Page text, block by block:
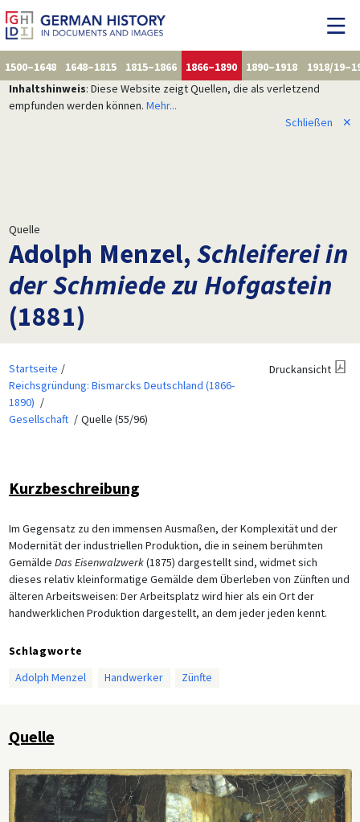
1500–1648 1648–1815 1815–1866 1866–1890 1890–1918
1918/
Inhaltshinweis: Diese Website zeigt Quellen, die als verletzend
empfunden werden können. Mehr...
Schließen
✕
Quelle
Adolph Menzel, Schleiferei in
der Schmiede zu Hofgastein
(1881)
Startseite
Reichsgründung: Bismarcks Deutschland (1866-
1890)
Gesellschaft
Quelle (55/96)
Druckansicht
Kurzbeschreibung
Im Gegensatz zu den immensen Ausmaßen, der Komplexität und der
Modernität der industriellen Produktion, die in seinem berühmten
Gemälde Das Eisenwalzwerk(1875) dargestellt sind, widmet sich
dieses relativ kleinformatige Gemälde dem Überleben von Zünften und
älteren Arbeitsweisen: Der Arbeitsplatz wird hier als ein Ort der
handwerklichen Produktion dargestellt, an dem jeder jeden kennt.
Schlagworte
Adolph Menzel
Handwerker Zünfte
Quelle